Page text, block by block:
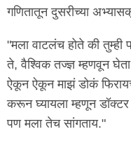
गणितातून दुसरीच्या
"मला वाटलंच होते की
ते, वैश्विक तज्ज्ञ म्हणवून
ऐकून ऐकून माझं डोकं
करून घ्यायला म्हणून
पण मला तेच सांगताय."